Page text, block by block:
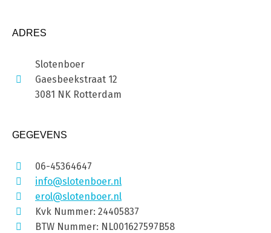
ADRES
Slotenboer
Gaesbeekstraat 12
3081 NK Rotterdam
GEGEVENS
06-45364647
info@slotenboer.nl
erol@slotenboer.nl
Kvk Nummer: 24405837
BTW Nummer: NL001627597B58